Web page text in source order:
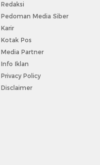
Redaksi
Pedoman Media Siber
Karir
Kotak Pos
Media Partner
Info Iklan
Privacy Policy
Disclaimer